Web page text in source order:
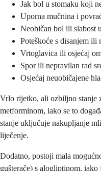
Jak bol u stomaku koji
Uporna mučnina i
Neobičan bol ili slabost
Poteškoće s disanjem ili
Vrtoglavica ili osjećaj
Spor ili nepravilan rad
Osjećaj neuobičajene
Vrlo rijetko, ali ozbiljno stanje
metforminom, iako se to
stanje uključuje nakupljanje
liječenje.
Dodatno, postoji mala
gušterače) s alogliptinom,